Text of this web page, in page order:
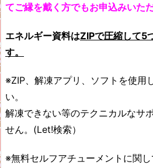
てご縁を戴く方でもお申込みいただ
エネルギー資料はZIPで圧縮して5
す。
※ZIP、解凍アプリ、ソフトを使用
い。
解凍できない等のテクニカルなサ
せん。(Let!検索）
※無料セルフアチューメントに関